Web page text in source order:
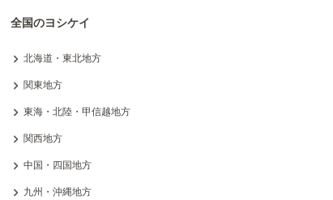
全国のヨシケイ
北海道・東北地方
関東地方
東海・北陸・甲信越地方
関西地方
中国・四国地方
九州・沖縄地方